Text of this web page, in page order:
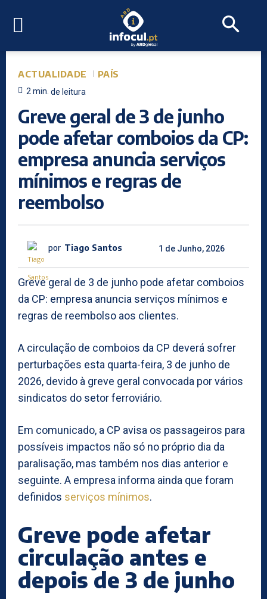
ACTUALIDADE PAÍS
2min. de leitura
Greve geral de 3 de junho
pode afetar comboios da CP:
empresa anuncia serviços
mínimos e regras de
reembolso
por Tiago Santos 1 de Junho, 2026
Greve geral de 3 de junho pode afetar comboios
da CP: empresa anuncia serviços mínimos e
regras de reembolso aos clientes.
A circulação de comboios da CP deverá sofrer
perturbações esta quarta-feira, 3 de junho de
2026, devido à greve geral convocada por vários
sindicatos do setor ferroviário.
Em comunicado, a CP avisa os passageiros para
possíveis impactos não só no próprio dia da
paralisação, mas também nos dias anterior e
seguinte. A empresa informa ainda que foram
definidos serviços mínimos.
Greve pode afetar
circulação antes e
depois de 3 de junho